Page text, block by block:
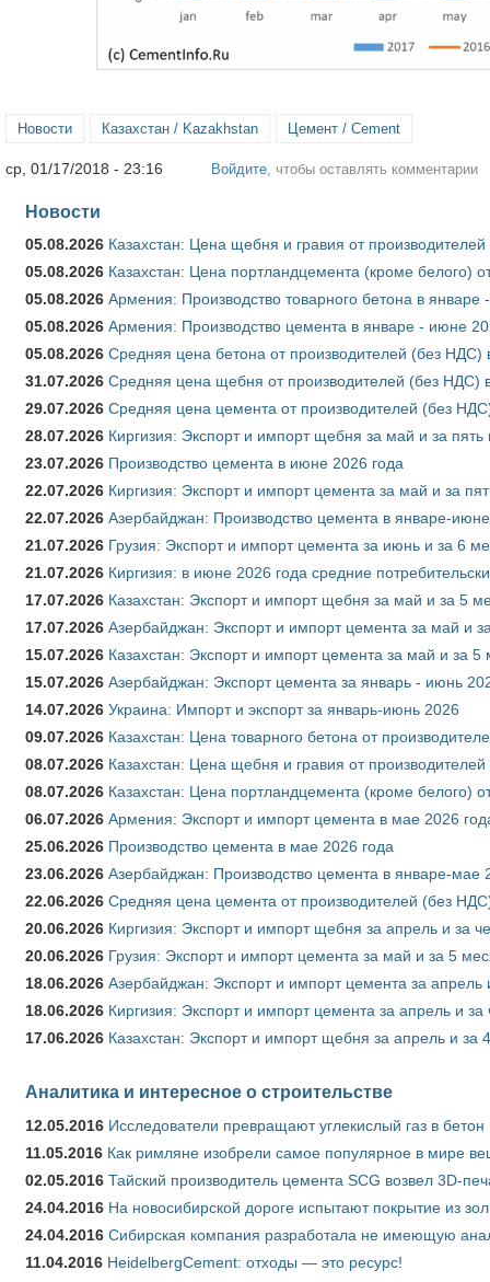
Новости Казахстан / Kazakhstan Цемент / Cement
ср, 01/17/2018 - 23:16 Войдите, чтобы оставлять комментарии
Новости
05.08.2026 Казахстан: Цена щебня и гравия от
05.08.2026 Казахстан: Цена портландцемента (кроме белого)
05.08.2026 Армения: Производство товарного бетона в январе
05.08.2026 Армения: Производство цемента в январе - июне
05.08.2026 Средняя цена бетона от производителей (без НДС)
31.07.2026 Средняя цена щебня от производителей (без НДС)
29.07.2026 Средняя цена цемента от производителей (без
28.07.2026 Киргизия: Экспорт и импорт щебня за май и за
23.07.2026 Производство цемента в июне 2026 года
22.07.2026 Киргизия: Экспорт и импорт цемента за май и за
22.07.2026 Азербайджан: Производство цемента в январе-
21.07.2026 Грузия: Экспорт и импорт цемента за июнь и за 6
21.07.2026 Киргизия: в июне 2026 года средние
17.07.2026 Казахстан: Экспорт и импорт щебня за май и за 5
17.07.2026 Азербайджан: Экспорт и импорт цемента за май и
15.07.2026 Казахстан: Экспорт и импорт цемента за май и за
15.07.2026 Азербайджан: Экспорт цемента за январь - июнь
14.07.2026 Украина: Импорт и экспорт за январь-июнь 2026
09.07.2026 Казахстан: Цена товарного бетона от
08.07.2026 Казахстан: Цена щебня и гравия от
08.07.2026 Казахстан: Цена портландцемента (кроме белого)
06.07.2026 Армения: Экспорт и импорт цемента в мае 2026
25.06.2026 Производство цемента в мае 2026 года
23.06.2026 Азербайджан: Производство цемента в январе-мае
22.06.2026 Средняя цена цемента от производителей (без
20.06.2026 Киргизия: Экспорт и импорт щебня за апрель и за
20.06.2026 Грузия: Экспорт и импорт цемента за май и за 5
18.06.2026 Азербайджан: Экспорт и импорт цемента за
18.06.2026 Киргизия: Экспорт и импорт цемента за апрель и
17.06.2026 Казахстан: Экспорт и импорт щебня за апрель и за
Аналитика и интересное о строительстве
12.05.2016 Исследователи превращают углекислый газ в бетон
11.05.2016 Как римляне изобрели самое популярное в мире
02.05.2016 Тайский производитель цемента SCG возвел 3D-
24.04.2016 На новосибирской дороге испытают покрытие из
24.04.2016 Сибирская компания разработала не имеющую
11.04.2016 HeidelbergCement: отходы — это ресурс!